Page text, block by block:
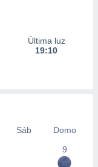
Última luz
19:10
Sáb
Domo
9